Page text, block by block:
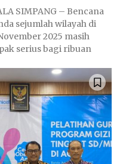
SIMPANG – Bencana
sejumlah wilayah di
2025 masih
serius bagi ribuan